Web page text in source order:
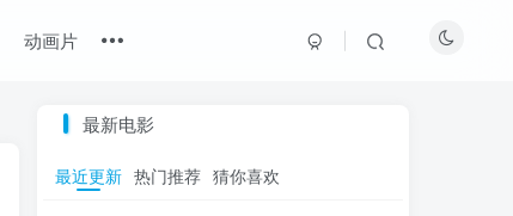
动画片
最新电影
最近更新 热门推荐 猜你喜欢